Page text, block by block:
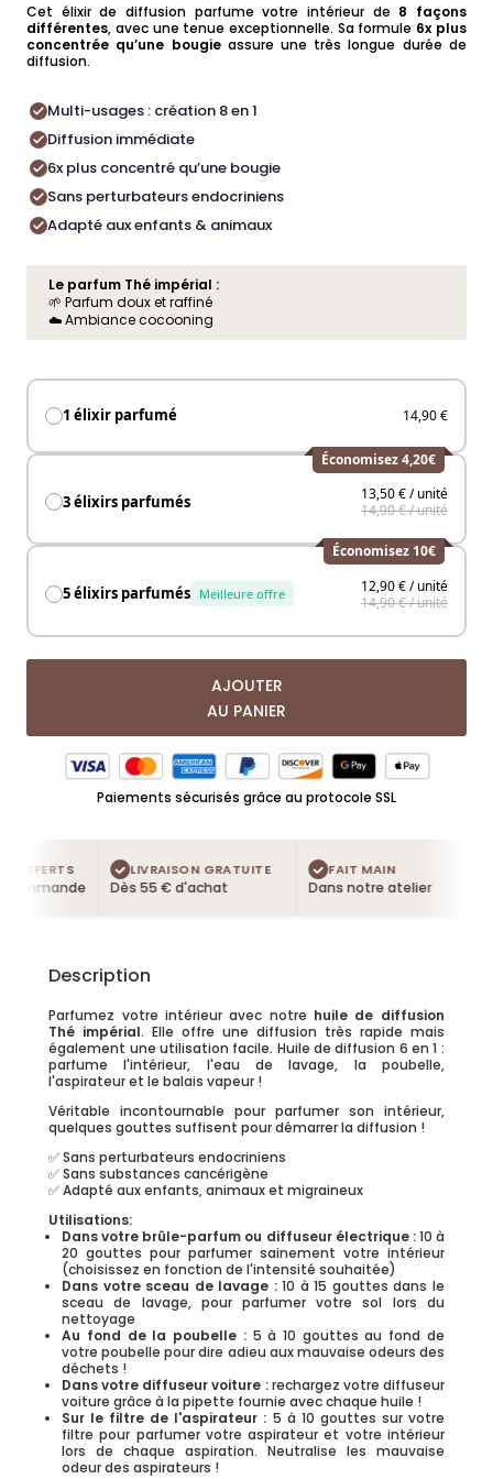
Cet élixir de diffusion parfume votre intérieur de 8 façons
différentes, avec une tenue exceptionnelle. Sa formule 6x plus
concentrée qu’une bougieassure une très longue durée de
diffusion.
Multi-usages : création 8 en 1
Diffusion immédiate
6x plus concentré qu’une bougie
Sans perturbateurs endocriniens
Adapté aux enfants & animaux
Le parfum Thé impérial :
🌱 Parfum doux et raffiné
☁️ Ambiance cocooning
1 élixir parfumé 14,90 €
Économisez 4,20€
3 élixirs parfumés
13,50 € / unité
14,90 € / unité
Économisez 10€
5 élixirs parfumés Meilleure offre
12,90 € / unité
14,90 € / unité
AJOUTER
AU PANIER
Paiements sécurisés grâce au protocole SSL
LIVRAISON GRATUITE
Dès 55 € d'achat
FAIT MAIN
Dans notre atelier
Description
Parfumez votre intérieur avec notre huile de diffusion
Thé impérial. Elle offre une diffusion très rapide mais
également une utilisation facile. Huile de diffusion 6 en 1 :
parfume l'intérieur, l'eau de lavage, la poubelle,
l'aspirateur et le balais vapeur !
Véritable incontournable pour parfumer son intérieur,
quelques gouttes suffisent pour démarrer la diffusion !
✅ Sans perturbateurs endocriniens
✅ Sans substances cancérigène
✅ Adapté aux enfants, animaux et migraineux
Utilisations:
Dans votre brûle-parfum ou diffuseur électrique :10 à
20 gouttes pour parfumer sainement votre intérieur
(choisissez en fonction de l'intensité souhaitée)
Dans votre sceau de lavage :10 à 15 gouttes dans le
sceau de lavage, pour parfumer votre sol lors du
nettoyage
Au fond de la poubelle :5 à 10 gouttes au fond de
votre poubelle pour dire adieu aux mauvaise odeurs des
déchets !
Dans votre diffuseur voiture :rechargez votre diffuseur
voiture grâce à la pipette fournie avec chaque huile !
Sur le filtre de l'aspirateur : 5 à 10 gouttes sur votre
filtre pour parfumer votre aspirateur et votre intérieur
lors de chaque aspiration. Neutralise les mauvaise
odeur des aspirateurs !